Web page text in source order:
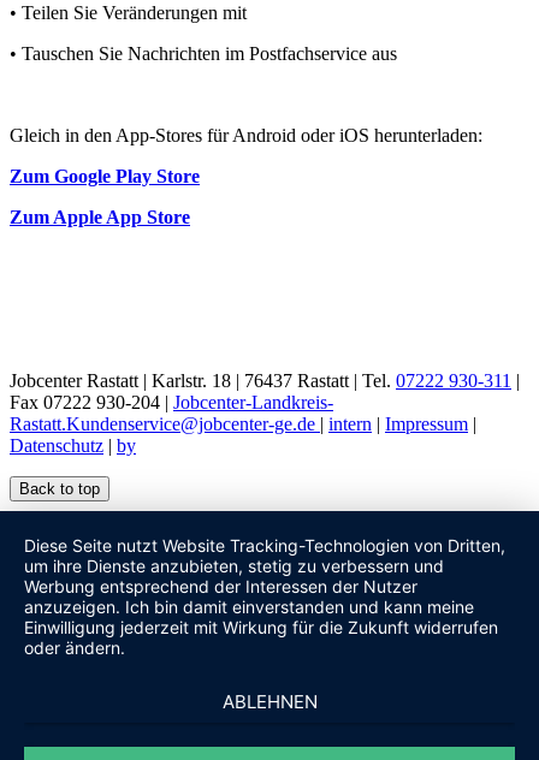
• Teilen Sie Veränderungen mit
• Tauschen Sie Nachrichten im Postfachservice aus
Gleich in den App-Stores für Android oder iOS herunterladen:
Zum Google Play Store
Zum Apple App Store
Jobcenter Rastatt | Karlstr. 18 | 76437 Rastatt | Tel. 07222 930-311 |
Fax 07222 930-204 | Jobcenter-Landkreis-
Rastatt.Kundenservice@jobcenter-ge.de | intern | Impressum |
Datenschutz | by
Back to top
Diese Seite nutzt Website Tracking-Technologien von Dritten,
um ihre Dienste anzubieten, stetig zu verbessern und
Werbung entsprechend der Interessen der Nutzer
anzuzeigen. Ich bin damit einverstanden und kann meine
Einwilligung jederzeit mit Wirkung für die Zukunft widerrufen
oder ändern.
ABLEHNEN